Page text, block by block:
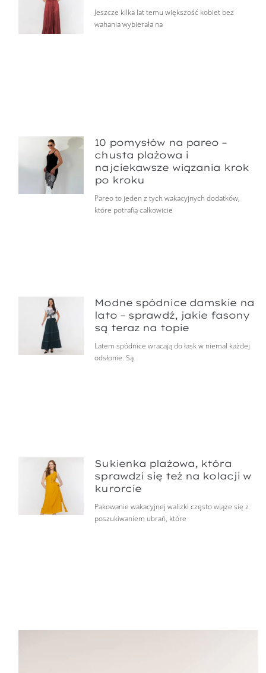
Jeszcze kilka lat temu większość kobiet bez
wahania wybierała na
10 pomysłów na pareo –
chusta plażowa i
najciekawsze wiązania krok
po kroku
Pareo to jeden z tych wakacyjnych dodatków,
które potrafią całkowicie
Modne spódnice damskie na
lato – sprawdź, jakie fasony
są teraz na topie
Latem spódnice wracają do łask w niemal każdej
odsłonie. Są
Sukienka plażowa, która
sprawdzi się też na kolacji w
kurorcie
Pakowanie wakacyjnej walizki często wiąże się z
poszukiwaniem ubrań, które